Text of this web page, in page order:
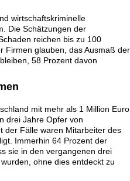
wirtschaftskriminelle
Die Schätzungen der
reichen bis zu 100
Firmen glauben, das Ausmaß der
58 Prozent davon
mit mehr als 1 Million Euro
drei Jahre Opfer von
der Fälle waren Mitarbeiter des
Immerhin 64 Prozent der
sie in den vergangenen drei
ohne dies entdeckt zu